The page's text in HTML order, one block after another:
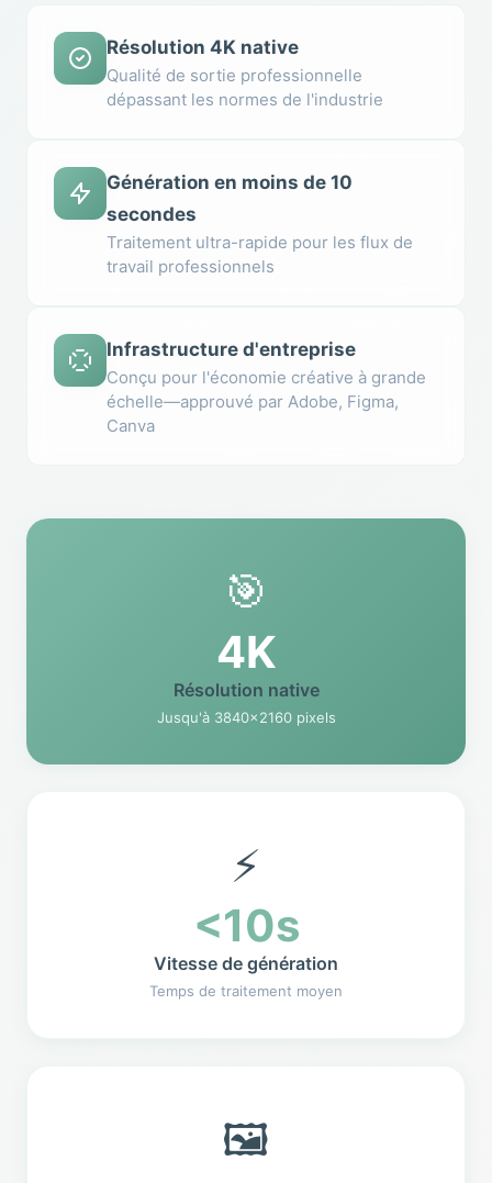
Résolution 4K native
Qualité de sortie professionnelle
dépassant les normes de l'industrie
Génération en moins de 10
secondes
Traitement ultra-rapide pour les flux de
travail professionnels
Infrastructure d'entreprise
Conçu pour l'économie créative à grande
échelle—approuvé par Adobe, Figma,
Canva
🎯
4K
Résolution native
Jusqu'à 3840×2160 pixels
⚡
<10s
Vitesse de génération
Temps de traitement moyen
🖼️